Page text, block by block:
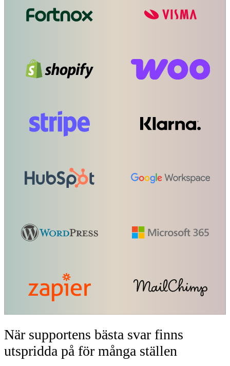
När supportens bästa svar finns
utspridda på för många ställen